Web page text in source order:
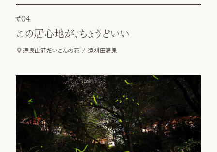
#04
この居心地が、ちょうどいい
温泉山荘だいこんの花 / 遠刈田温泉